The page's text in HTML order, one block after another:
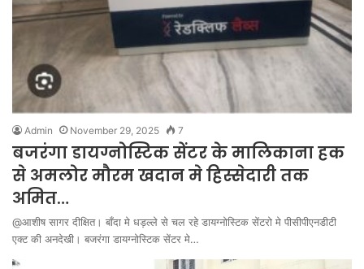
Admin November 29, 2025 7
बजरंगा डायग्नोस्टिक सेंटर के मालिकाना हक
से अमलोर मौरम खदान मे हिस्सेदारी तक
अमित…
@आशीष सागर दीक्षित। बाँदा मे धड़ल्ले से चल रहे डायग्नोस्टिक सेंटरो मे पीसीपीएनडीटी
एक्ट की अनदेखी। बजरंगा डायग्नोस्टिक सेंटर मे…